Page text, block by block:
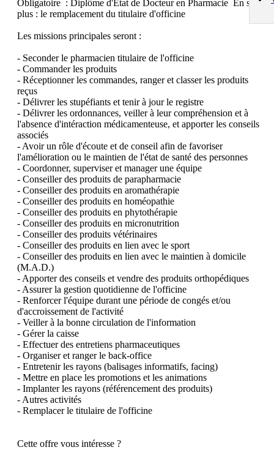
Obligatoire  : Diplôme d'État de Docteur en Pharmacie  En savoir
plus : le remplacement du titulaire d'officine
Les missions principales seront :
- Seconder le pharmacien titulaire de l'officine
- Commander les produits
- Réceptionner les commandes, ranger et classer les produits
reçus
- Délivrer les stupéfiants et tenir à jour le registre
- Délivrer les ordonnances, veiller à leur compréhension et à
l'absence d'intéraction médicamenteuse, et apporter les conseils
associés
- Avoir un rôle d'écoute et de conseil afin de favoriser
l'amélioration ou le maintien de l'état de santé des personnes
- Coordonner, superviser et manager une équipe
- Conseiller des produits de parapharmacie
- Conseiller des produits en aromathérapie
- Conseiller des produits en homéopathie
- Conseiller des produits en phytothérapie
- Conseiller des produits en micronutrition
- Conseiller des produits vétérinaires
- Conseiller des produits en lien avec le sport
- Conseiller des produits en lien avec le maintien à domicile
(M.A.D.)
- Apporter des conseils et vendre des produits orthopédiques
- Assurer la gestion quotidienne de l'officine
- Renforcer l'équipe durant une période de congés et/ou
d'accroissement de l'activité
- Veiller à la bonne circulation de l'information
- Gérer la caisse
- Effectuer des entretiens pharmaceutiques
- Organiser et ranger le back-office
- Entretenir les rayons (balisages informatifs, facing)
- Mettre en place les promotions et les animations
- Implanter les rayons (référencement des produits)
- Autres activités
- Remplacer le titulaire de l'officine
Cette offre vous intéresse ?